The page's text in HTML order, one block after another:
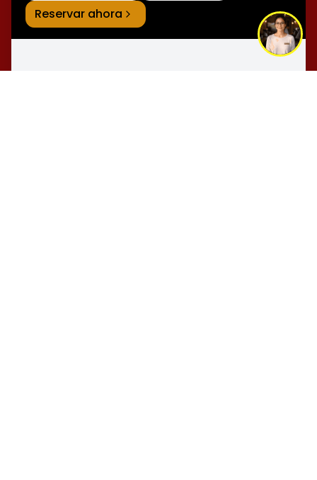
Reservar ahora